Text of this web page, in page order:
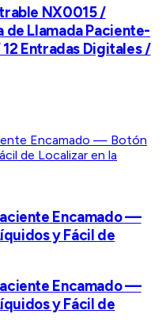
NX0015 /
de Llamada Paciente-
12 Entradas Digitales /
Encamado —
y Fácil de
Encamado —
y Fácil de